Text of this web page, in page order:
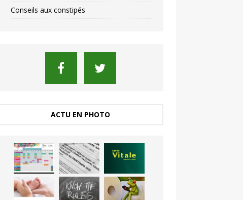
Conseils aux constipés
ACTU EN PHOTO